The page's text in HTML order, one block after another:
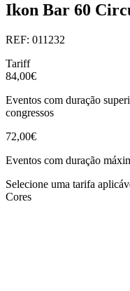
Ikon Bar 60
REF: 011232
Tariff
84,00€
Eventos com duração
congressos
72,00€
Eventos com duração
Selecione uma tarifa
Cores